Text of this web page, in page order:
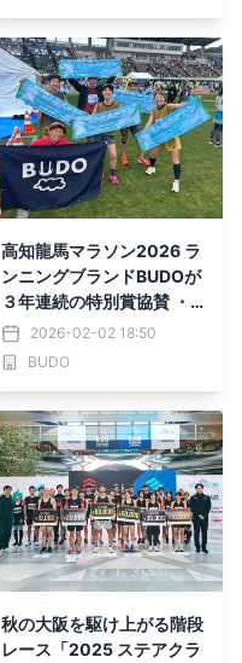
高知龍馬マラソン2026 ラ
ンニングブランドBUDOが
３年連続の特別賞協賛 ・P
OP UP SHOP・ソーシャル
ランイベントも開催
2026-02-02 18:50
BUDO
秋の大阪を駆け上がる階段
レース「2025 ステアクラ